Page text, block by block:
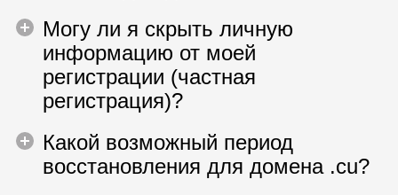
Могу ли я скрыть личную
информацию от моей
регистрации (частная
регистрация)?
Какой возможный период
восстановления для домена .cu?